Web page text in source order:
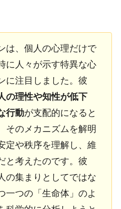
は、個人の心理だけで
に人々が示す特異な心
に注目しました。彼
の理性や知性が低下
行動が支配的になると
そのメカニズムを解明
定や秩序を理解し、維
と考えたのです。彼
の集まりとしてではな
一つの「生命体」のよ